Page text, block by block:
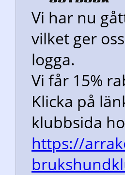
Vi har nu
vilket ger
logga.
Vi får 15%
Klicka på
klubbsida
https://